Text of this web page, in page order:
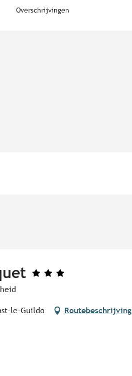
Overschrijvingen
le-Guildo Routebeschrijving